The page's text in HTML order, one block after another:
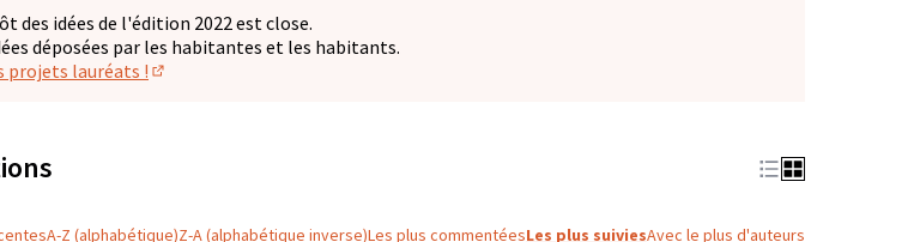
des idées de l'édition 2022 est close.
déposées par les habitantes et les habitants.
projets lauréats !
A-Z (alphabétique)Z-A (alphabétique inverse)Les plus commentéesLes plus suiviesAvec le plus d'auteurs